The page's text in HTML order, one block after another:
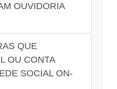
OUVIDORIA
QUE
OU CONTA
SOCIAL ON-